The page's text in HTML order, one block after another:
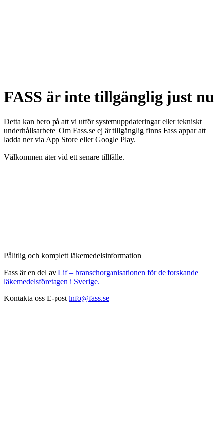
FASS är inte tillgänglig just nu
Detta kan bero på att vi utför systemuppdateringar eller tekniskt
underhållsarbete. Om Fass.se ej är tillgänglig finns Fass appar att
ladda ner via App Store eller Google Play.
Välkommen åter vid ett senare tillfälle.
Pålitlig och komplett läkemedelsinformation
Fass är en del av Lif – branschorganisationen för de forskande
läkemedelsföretagen i Sverige.
Kontakta oss E-post info@fass.se